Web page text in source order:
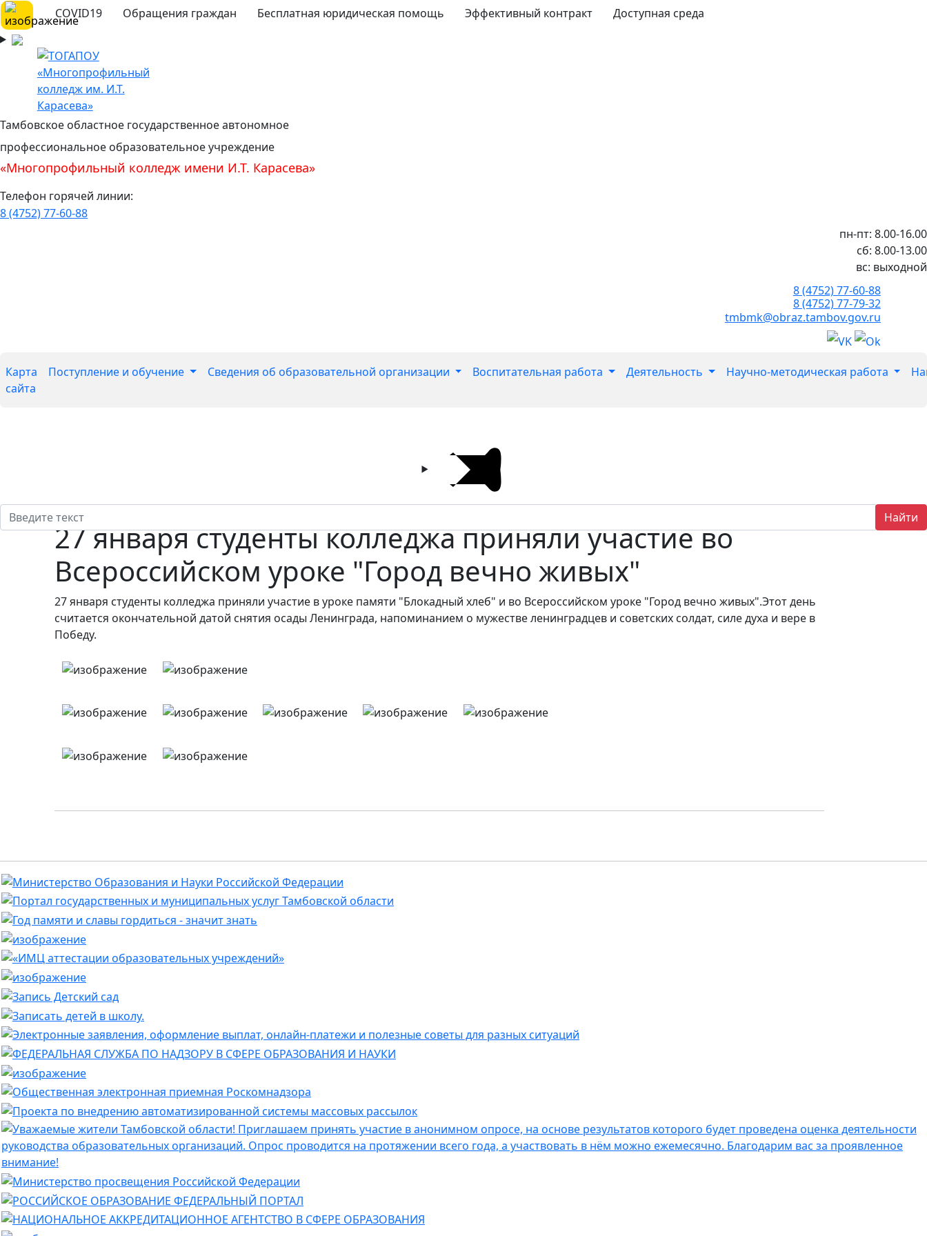
COVID19 Обращения граждан Бесплатная юридическая помощь Эффективный контракт Доступная среда
Тамбовское областное государственное автономное
профессиональное образовательное учреждение
«Многопрофильный колледж имени И.Т. Карасева»
Телефон горячей линии:
8 (4752) 77-60-88
пн-пт: 8.00-16.00
сб: 8.00-13.00
вс: выходной
8 (4752) 77-60-88
8 (4752) 77-79-32
tmbmk@obraz.tambov.gov.ru
Карта
сайта
Поступление и обучение Сведения об образовательной организации Воспитательная работа Деятельность Научно-методическая работа
Найти
27 января студенты колледжа приняли участие во
Всероссийском уроке "Город вечно живых"
27 января студенты колледжа приняли участие в уроке памяти "Блокадный хлеб" и во Всероссийском уроке "Город вечно живых".Этот день
считается окончательной датой снятия осады Ленинграда, напоминанием о мужестве ленинградцев и советских солдат, силе духа и вере в
Победу.